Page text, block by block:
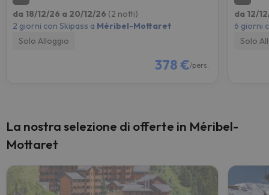
da 18/12/26 a 20/12/26 (2 notti)
2 giorni con Skipass a Méribel-Mottaret
Solo Alloggio
378 €/pers.
da 12/
6 giorni
Solo
La nostra selezione di offerte in Méribel-
Mottaret